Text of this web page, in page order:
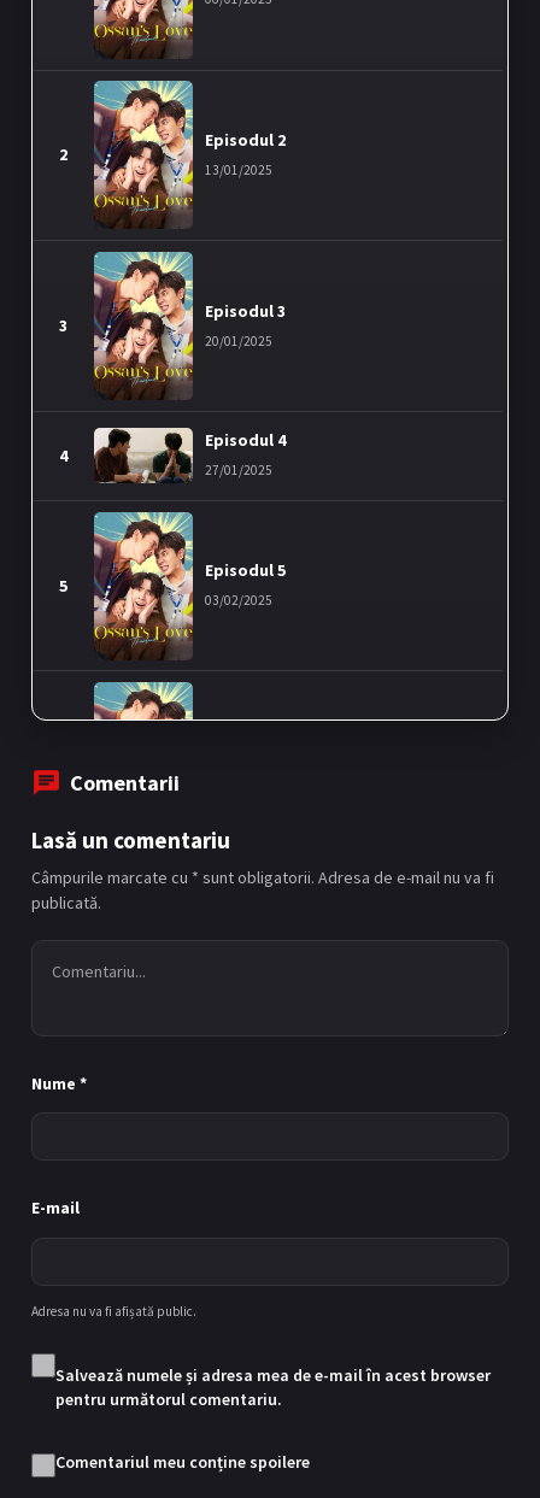
2
Episodul 2
13/01/2025
3
Episodul 3
20/01/2025
4
Episodul 4
27/01/2025
5
Episodul 5
03/02/2025
17/02/2025
24/02/2025
03/03/2025
10
17/03/2025
Comentarii
Lasă un comentariu
Câmpurile marcate cu * sunt obligatorii. Adresa de e-mail nu va fi
publicată.
Nume *
E-mail
Adresa nu va fi afișată public.
Salvează numele și adresa mea de e-mail în acest browser
pentru următorul comentariu.
Comentariul meu conține spoilere